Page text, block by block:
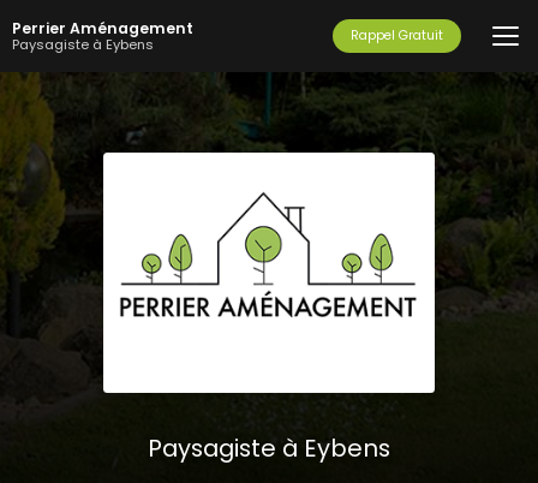
au
contenu
principal
Perrier Aménagement
Paysagiste à Eybens Rappel Gratuit
Paysagiste à Eybens